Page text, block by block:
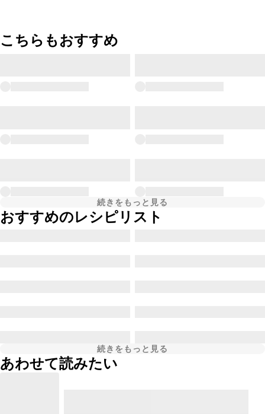
こちらもおすすめ
続きをもっと見る
おすすめのレシピリスト
続きをもっと見る
あわせて読みたい